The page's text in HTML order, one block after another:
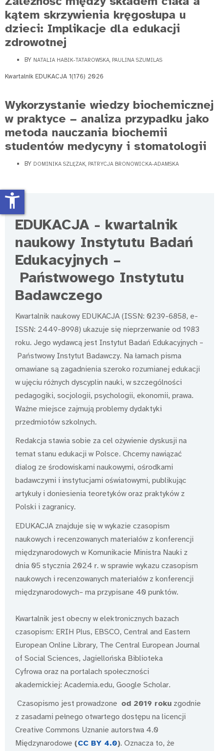
kątem skrzywienia kręgosłupa u
dzieci: Implikacje dla edukacji
zdrowotnej
BY NATALIA HABIK-TATAROWSKA, PAULINA SZUMILAS
Kwartalnik EDUKACJA 1(176) 2026
Wykorzystanie wiedzy biochemicznej
w praktyce − analiza przypadku jako
metoda nauczania biochemii
studentów medycyny i stomatologii
BY DOMINIKA SZLĘZAK, PATRYCJA BRONOWICKA-ADAMSKA
EDUKACJA - kwartalnik
naukowy Instytutu Badań
Edukacyjnych –
Państwowego Instytutu
Badawczego
Kwartalnik naukowy EDUKACJA (ISSN: 0239-6858, e-
ISSN: 2449-8998) ukazuje się nieprzerwanie od 1983
roku. Jego wydawcą jest Instytut Badań Edukacyjnych –
Państwowy Instytut Badawczy. Na łamach pisma
omawiane są zagadnienia szeroko rozumianej edukacji
w ujęciu różnych dyscyplin nauki, w szczególności
pedagogiki, socjologii, psychologii, ekonomii, prawa.
Ważne miejsce zajmują problemy dydaktyki
przedmiotów szkolnych.
Redakcja stawia sobie za cel ożywienie dyskusji na
temat stanu edukacji w Polsce. Chcemy nawiązać
dialog ze środowiskami naukowymi, ośrodkami
badawczymi i instytucjami oświatowymi, publikując
artykuły i doniesienia teoretyków oraz praktyków z
Polski i zagranicy.
EDUKACJA znajduje się w wykazie czasopism
naukowych i recenzowanych materiałów z konferencji
międzynarodowych w Komunikacie Ministra Nauki z
dnia 05 stycznia 2024 r. w sprawie wykazu czasopism
naukowych i recenzowanych materiałów z konferencji
międzynarodowych– ma przypisane 40 punktów.
Kwartalnik jest obecny w elektronicznych bazach
czasopism: ERIH Plus, EBSCO, Central and Eastern
European Online Library, The Central European Journal
of Social Sciences, Jagiellońska Biblioteka
Cyfrowa oraz na portalach społeczności
akademickiej: Academia.edu, Google Scholar.
Czasopismo jest prowadzone od 2019 roku zgodnie
z zasadami pełnego otwartego dostępu na licencji
Creative Commons Uznanie autorstwa 4.0
Międzynarodowe (CC BY 4.0). Oznacza to, że
accessibility_new